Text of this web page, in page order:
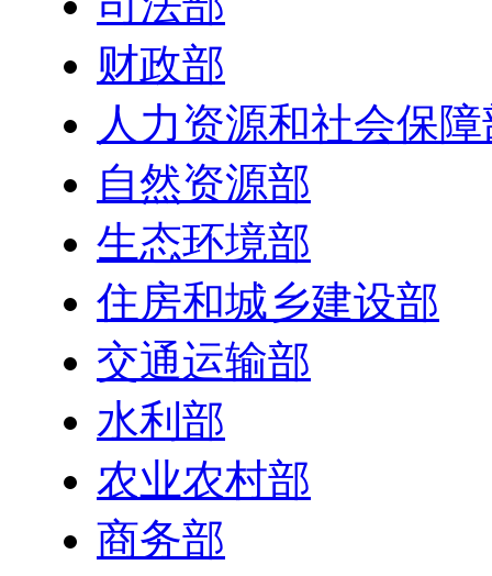
财政部
人力资源和社会保
自然资源部
生态环境部
住房和城乡建设部
交通运输部
水利部
农业农村部
商务部